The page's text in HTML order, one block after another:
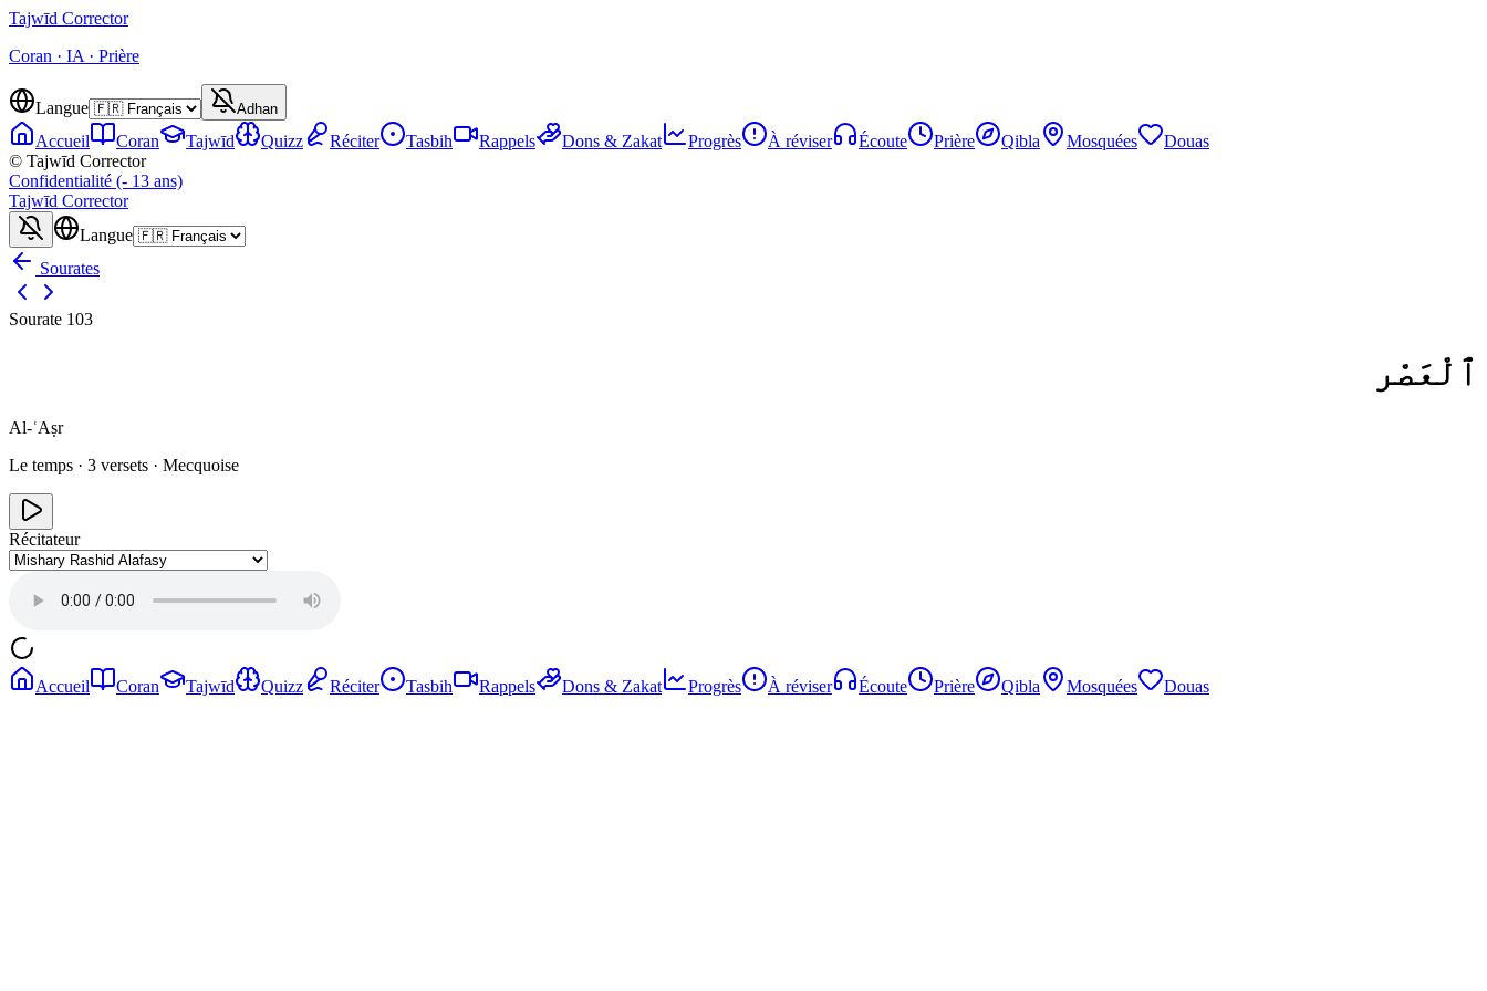
Tajwīd Corrector
Coran · IA · Prière
Langue Adhan
Accueil Coran Tajwīd Quizz Réciter Tasbih Rappels Dons & Zakat Progrès À réviser Écoute Prière Qibla Mosquées
Douas
© Tajwīd Corrector
Confidentialité (- 13 ans)
Tajwīd Corrector
Langue
Sourates
Sourate 103
ٱلْعَصْر
Al-ʿAṣr
Le temps · 3 versets · Mecquoise
Récitateur
Accueil Coran Tajwīd Quizz Réciter Tasbih Rappels Dons & Zakat Progrès À réviser Écoute Prière Qibla Mosquées Douas